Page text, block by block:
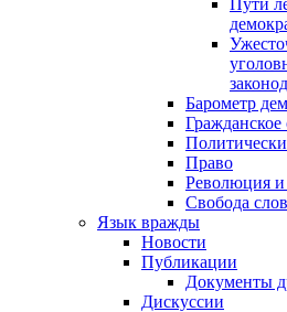
Пути
Барометр
Право
Революция
Свобода
Язык вражды
Новости
Публикации
Документы
Дискуссии